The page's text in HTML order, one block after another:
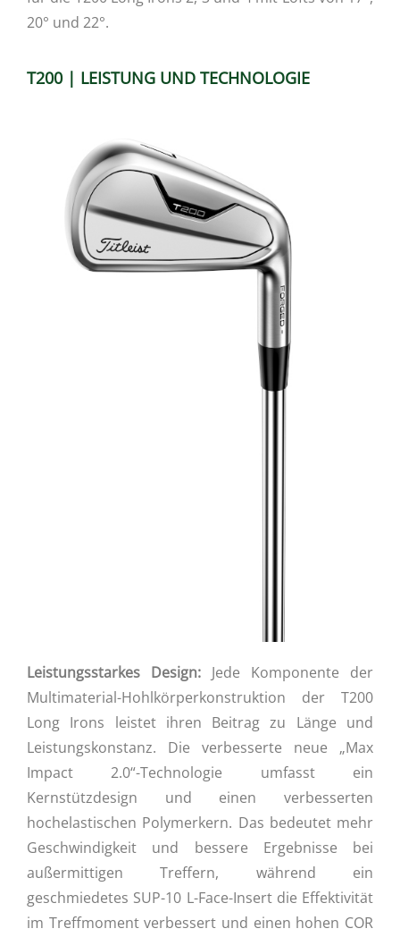
20° und 22°.
T200 | LEISTUNG UND TECHNOLOGIE
Leistungsstarkes Design: Jede Komponente der
Multimaterial-Hohlkörperkonstruktion der T200
Long Irons leistet ihren Beitrag zu Länge und
Leistungskonstanz. Die verbesserte neue „Max
Impact 2.0“-Technologie umfasst ein
Kernstützdesign und einen verbesserten
hochelastischen Polymerkern. Das bedeutet mehr
Geschwindigkeit und bessere Ergebnisse bei
außermittigen Treffern, während ein
geschmiedetes SUP-10 L-Face-Insert die Effektivität
im Treffmoment verbessert und einen hohen COR